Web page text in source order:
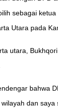
sebagai
Utara pada
utara,
bahwa
dan